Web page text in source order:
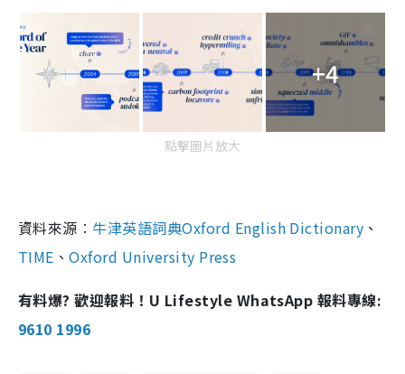
+4
點擊圖片放大
資料來源︰ 牛津英語詞典Oxford English Dictionary 、
TIME 、Oxford University Press
有料爆? 歡迎報料！U Lifestyle WhatsApp 報料專線:
9610 1996